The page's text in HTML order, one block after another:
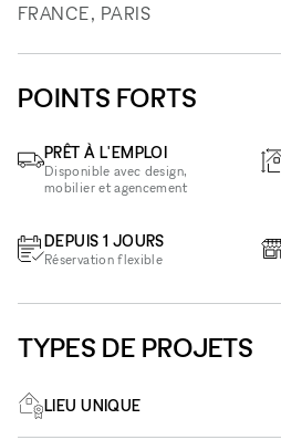
FRANCE, PARIS
POINTS FORTS
PRÊT À L'EMPLOI
Disponible avec design,
mobilier et agencement
DEPUIS 1 JOURS
Réservation flexible
TYPES DE PROJETS
LIEU UNIQUE